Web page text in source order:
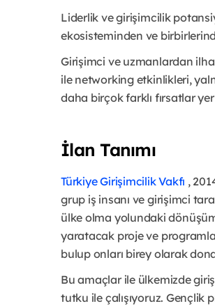
Liderlik ve girişimcilik
ekosisteminden ve
Girişimci ve uzmanlardan
ile networking etkinlikleri,
daha birçok farklı fırsatlar
İlan Tanımı
Türkiye Girişimcilik Vakfı ,
grup iş insanı ve girişimci
ülke olma yolundaki
yaratacak proje ve
bulup onları birey olarak
Bu amaçlar ile ülkemizde
tutku ile çalışıyoruz. Gençlik